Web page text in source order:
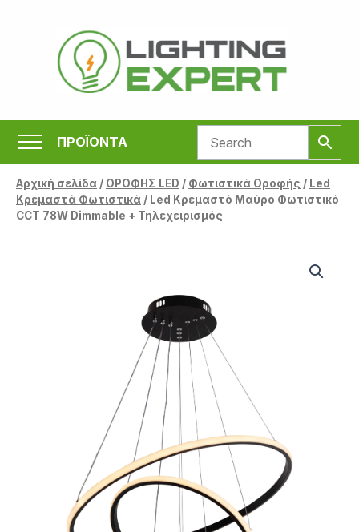
περιεχόμενο
ΠΡΟΪΟΝΤΑ
Αρχική σελίδα/ ΟΡΟΦΗΣ LED / Φωτιστικά Οροφής / Led
Κρεμαστά Φωτιστικά/ Led Κρεμαστό Μαύρο Φωτιστικό
CCT 78W Dimmable + Τηλεχειρισμός